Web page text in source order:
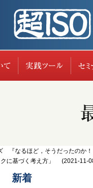
超ISO企業研究会に
『なるほど，そうだったの
クに基づく考え方」 (2021-
新着